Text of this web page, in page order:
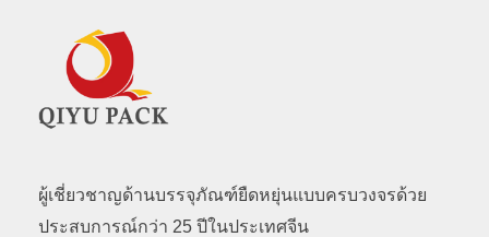
ผู้เชี่ยวชาญด้านบรรจุภัณฑ์ยืดหยุ่นแบบครบวงจรด้วย
ประสบการณ์กว่า 25 ปีในประเทศจีน